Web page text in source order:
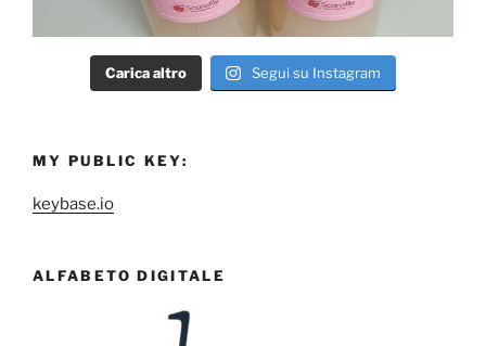
Carica altro Segui su Instagram
MY PUBLIC KEY:
keybase.io
ALFABETO DIGITALE